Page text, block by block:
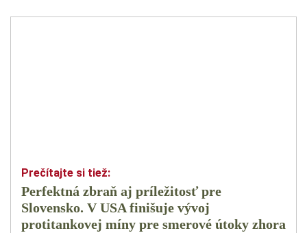
Perfektná zbraň aj príležitosť pre
Slovensko. V USA finišuje vývoj
protitankovej míny pre smerové útoky zhora